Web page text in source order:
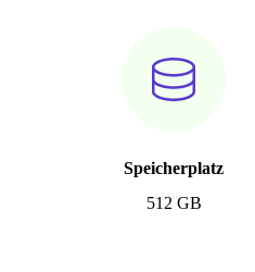
Speicherplatz
512 GB